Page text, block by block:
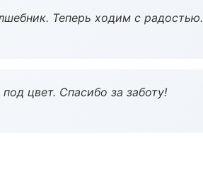
Теперь ходим с радостью.
цвет. Спасибо за заботу!